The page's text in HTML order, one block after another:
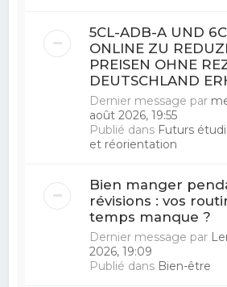
5CL-ADB-A UND
ONLINE ZU
PREISEN OHNE
DEUTSCHLAND
Dernier message par
août 2026, 19:55
Publié dans Futurs
et réorientation
Bien manger
révisions : vos
temps manque ?
Dernier message par
2026, 19:09
Publié dans Bien-être